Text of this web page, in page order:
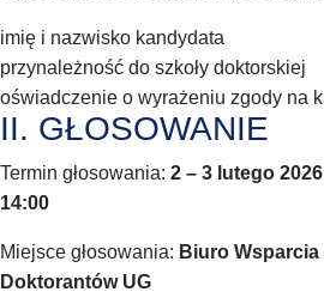
imię i nazwisko kandydata
przynależność do szkoły doktorskiej
oświadczenie o wyrażeniu zgody na
II. GŁOSOWANIE
Termin głosowania: 2 – 3 lutego
14:00
Miejsce głosowania: Biuro
Doktorantów UG